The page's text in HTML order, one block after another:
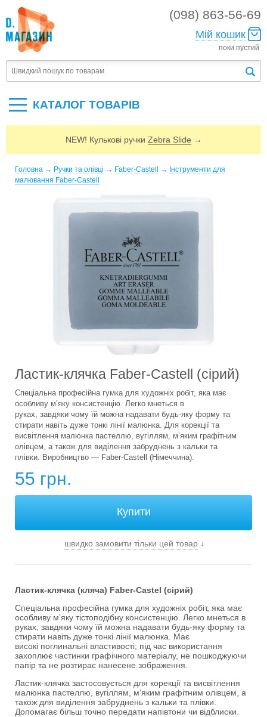
(098) 863-56-69
Мій кошик
поки пустий
КАТАЛОГ ТОВАРIВ
NEW! Кулькові ручки Zebra Slide →
Головна → Ручки та олівці → Faber-Castell → Інструменти для
малювання Faber-Castell
Ластик-клячка Faber-Castell (сірий)
Спеціальна професійна гумка для художніх робіт, яка має
особливу мʼяку консистенцію. Легко мнеться в
руках, завдяки чому їй можна надавати будь-яку форму та
стирати навіть дуже тонкі лінії малюнка. Для корекції та
висвітлення малюнка пастеллю, вугіллям, мʼяким графітним
олівцем, а також для виділення забруднень з кальки та
плівки. Виробництво — Faber-Castell (Німеччина).
55 грн.
швидко замовити тільки цей товар↓
Ластик-клячка (кляча) Faber-Castel (сірий)
Спеціальна професійна гумка для художніх робіт, яка має
особливу мʼяку тістоподібну консистенцію. Легко мнеться в
руках, завдяки чому їй можна надавати будь-яку форму та
стирати навіть дуже тонкі лінії малюнка. Має
високі поглинальні властивості; під час використання
захоплює частинки графічного матеріалу, не пошкоджуючи
папір та не розтирає нанесене зображення.
Ластик-клячка застосовується для корекції та висвітлення
малюнка пастеллю, вугіллям, мʼяким графітним олівцем, а
також для виділення забруднень з кальки та плівки.
Допомагає більш точно передати напівтони чи відблиски.